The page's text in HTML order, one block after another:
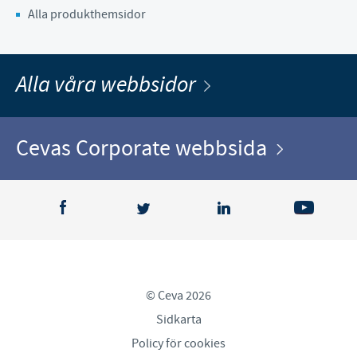
Alla produkthemsidor
Alla våra webbsidor
Cevas Corporate webbsida
© Ceva 2026
Sidkarta
Policy för cookies